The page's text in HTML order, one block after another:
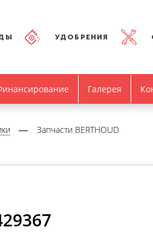
УДОБРЕНИЯ
Галерея
Запчасти BERTHOUD